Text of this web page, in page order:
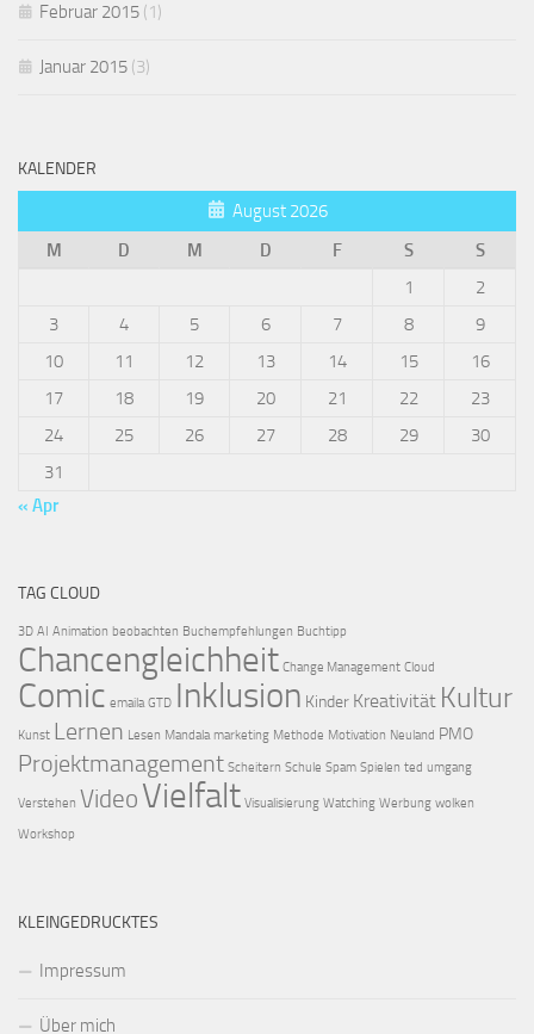
Februar 2015 (1)
Januar 2015 (3)
KALENDER
August 2026
M
D M D F S
S
1
2
3
4 5 6 7 8
9
10
11 12 13 14 15
16
17
18 19 20 21 22
23
24
25 26 27 28 29
30
31
« Apr
TAG CLOUD
3D AI Animation beobachten Buchempfehlungen Buchtipp
Chancengleichheit Change Management Cloud
Comic emaila GTD Inklusion Kinder Kreativität Kultur
Kunst Lernen Lesen Mandala marketing Methode Motivation Neuland PMO
Projektmanagement Scheitern Schule Spam Spielen ted umgang
Verstehen Video Vielfalt Visualisierung Watching Werbung wolken
Workshop
KLEINGEDRUCKTES
Impressum
Über mich